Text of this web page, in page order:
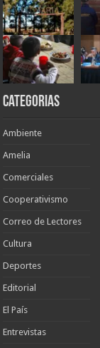
Categorias
Ambiente
Amelia
Comerciales
Cooperativismo
Correo de Lectores
Cultura
Deportes
Editorial
El País
Entrevistas